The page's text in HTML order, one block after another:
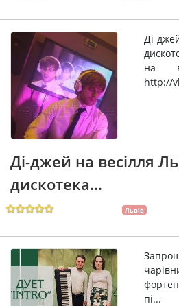
Ді-
на
http://
Ді-джей на весілля
дискотека...
Львів
пі...